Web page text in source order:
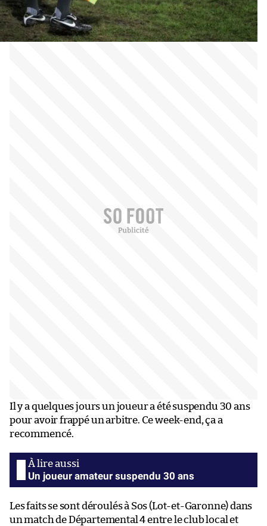
Il y a quelques jours un joueur a été suspendu 30 ans
pour avoir frappé un arbitre. Ce week-end, ça a
recommencé.
Un joueur amateur suspendu 30 ans
Les faits se sont déroulés à Sos (Lot-et-Garonne) dans
un match de Départemental 4 entre le club local et